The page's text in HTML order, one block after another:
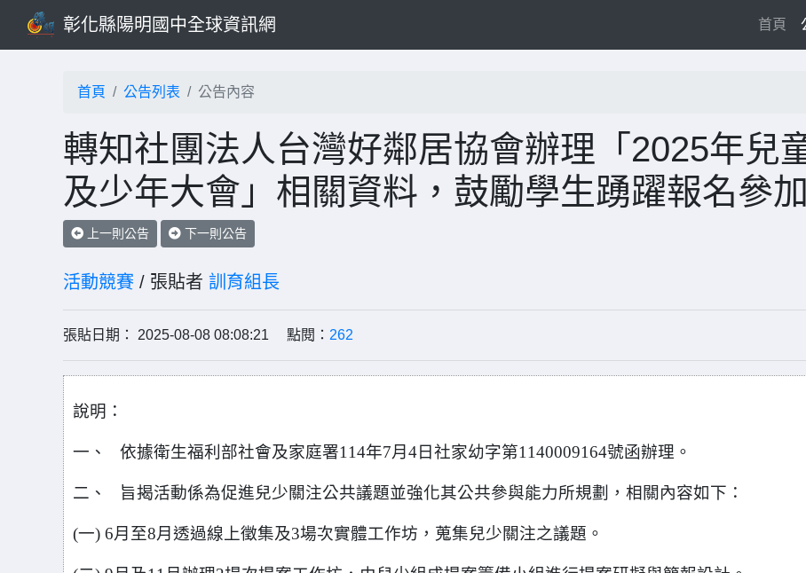
彰化縣陽明國中全球資訊網 首頁
首頁 公告列表 公告內容
轉知社團法人台灣好鄰居協會辦理「2025年兒
及少年大會」相關資料，鼓勵學生踴躍報名參加
上一則公告 下一則公告
活動競賽 / 張貼者 訓育組長
張貼日期： 2025-08-08 08:08:21 點閱： 262
說明：
一、 依據衛生福利部社會及家庭署114年7月4日社家幼字第1140009164號函辦理。
二、 旨揭活動係為促進兒少關注公共議題並強化其公共參與能力所規劃，相關內容如下：
(一) 6月至8月透過線上徵集及3場次實體工作坊，蒐集兒少關注之議題。